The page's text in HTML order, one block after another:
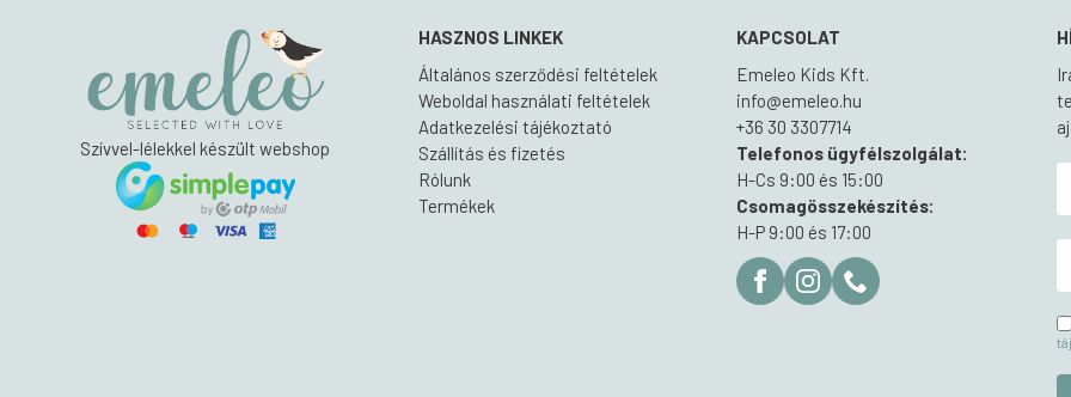
Szívvel-lélekkel készült webshop
HASZNOS LINKEK
Általános szerződési feltételek
Weboldal használati feltételek
Adatkezelési tájékoztató
Szállítás és fizetés
Rólunk
Termékek
KAPCSOLAT
Emeleo Kids Kft.
info@emeleo.hu
+36 30 3307714
Telefonos ügyfélszolgálat:
H-Cs 9:00 és 15:00
Csomagösszekészítés:
H-P 9:00 és 17:00